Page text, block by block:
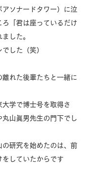
アソナードタワー）に泣
ろ「君は座っているだけ
した。
した（笑）
離れた後輩たちと一緒に
学で博士号を取得さ
丸山眞男先生の門下でし
の研究を始めたのは、前
していたからです